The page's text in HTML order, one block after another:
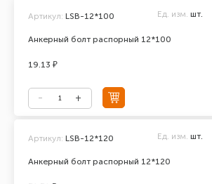
Анкерный болт распорный 12*100
Артикул: LSB-12*100 Ед. изм. шт.
19.13 ₽
Анкерный болт распорный 12*120
Артикул: LSB-12*120 Ед. изм. шт.